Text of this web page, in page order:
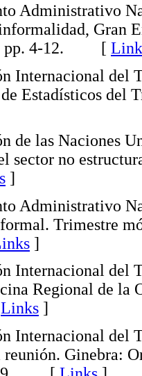
Administrativo
Gran
pp. 4-12. [
Internacional del
Estadísticos del
de las Naciones
sector no
]
Administrativo
Trimestre
]
Internacional del
Regional de la
Links ]
Internacional del
reunión. Ginebra: